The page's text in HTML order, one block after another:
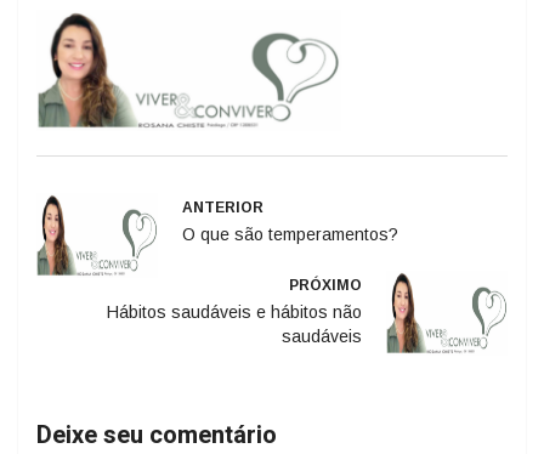
ANTERIOR
O que são temperamentos?
PRÓXIMO
Hábitos saudáveis e hábitos não
saudáveis
Deixe seu comentário